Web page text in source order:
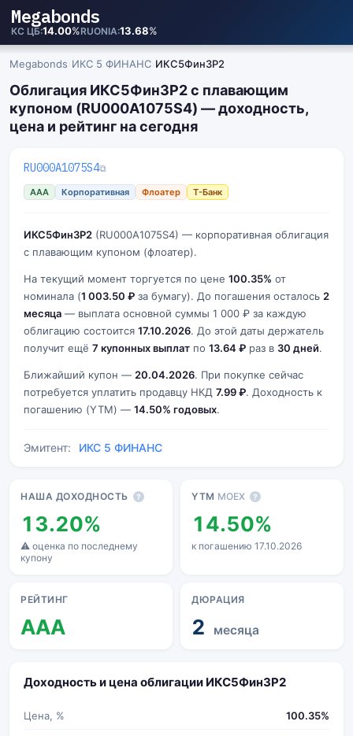
Megabonds
КС ЦБ 14.00%RUONIA 13.68%
Megabonds ИКС 5 ФИНАНС ИКС5Фин3P2
Облигация ИКС5Фин3P2 с плавающим
купоном (RU000A1075S4) — доходность,
цена и рейтинг на сегодня
RU000A1075S4⧉
AAA Корпоративная Флоатер Т-Банк
ИКС5Фин3P2 (RU000A1075S4) — корпоративная облигация
с плавающим купоном (флоатер).
На текущий момент торгуется по цене 100.35% от
номинала (1 003.50 ₽ за бумагу). До погашения осталось 2
месяца — выплата основной суммы 1 000 ₽ за каждую
облигацию состоится 17.10.2026. До этой даты держатель
получит ещё 7 купонных выплат по 13.64 ₽ раз в 30 дней.
Ближайший купон — 20.04.2026. При покупке сейчас
потребуется уплатить продавцу НКД 7.99 ₽. Доходность к
погашению (YTM) — 14.50% годовых.
Эмитент: ИКС 5 ФИНАНС
НАША ДОХОДНОСТЬ ?
13.20%
⚠ оценка по последнему
купону
YTM MOEX ?
14.50%
к погашению 17.10.2026
РЕЙТИНГ
AAA
ДЮРАЦИЯ
2 месяца
Доходность и цена облигации ИКС5Фин3P2
Цена, % 100.35%